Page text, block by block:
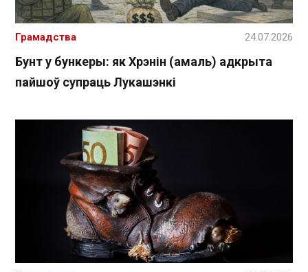
Бунт у бункеры: як Хрэнін (амаль) адкрыта
пайшоў супраць Лукашэнкі
Грамадства 24.07.2026